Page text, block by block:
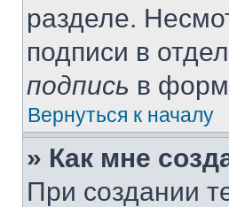
разделе.
подписи в
подпись в
Вернуться к началу
» Как мне
При создании